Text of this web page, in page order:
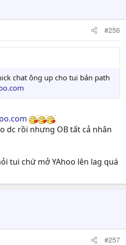
#256
chat ông up cho tui bản path
dc rồi nhưng OB tất cả nhân
tui chứ mở YAhoo lên lag quá
#257